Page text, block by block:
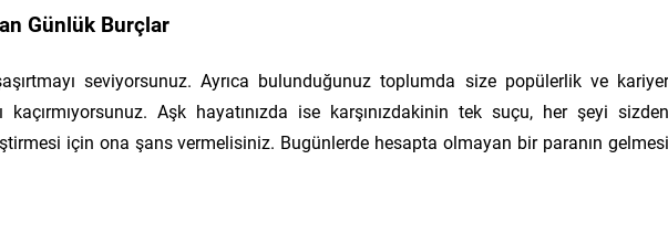
Günlük Burçlar
seviyorsunuz. Ayrıca bulunduğunuz toplumda size popülerlik ve kariyer
kaçırmıyorsunuz. Aşk hayatınızda ise karşınızdakinin tek suçu, her şeyi sizden
için ona şans vermelisiniz. Bugünlerde hesapta olmayan bir paranın gelmesi